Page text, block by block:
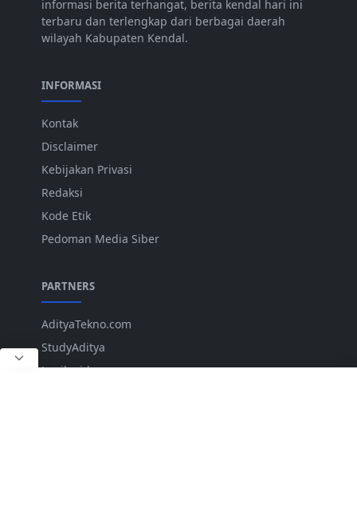
informasi berita terhangat, berita kendal hari ini
terbaru dan terlengkap dari berbagai daerah
wilayah Kabupaten Kendal.
INFORMASI
Kontak
Disclaimer
Kebijakan Privasi
Redaksi
Kode Etik
Pedoman Media Siber
PARTNERS
AdityaTekno.com
StudyAditya
Lepiku.id